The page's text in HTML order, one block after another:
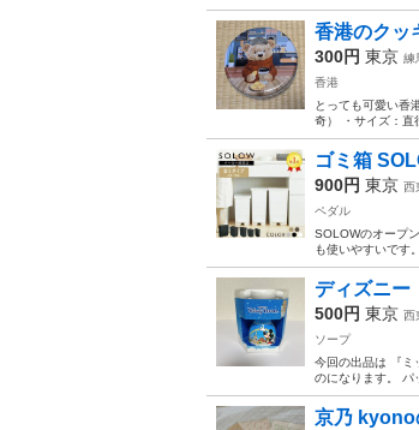
香港のクッ
300円 東京 練
香港
とっても可愛い香
奇） ・サイズ：直
ゴミ箱
900円 東京 西
ペダル
SOLOWのオープ
も使いやすいです
ディズニ
500円 東京 西
ソープ
今回の出品は 『
のになります。 パ
京乃 kyono